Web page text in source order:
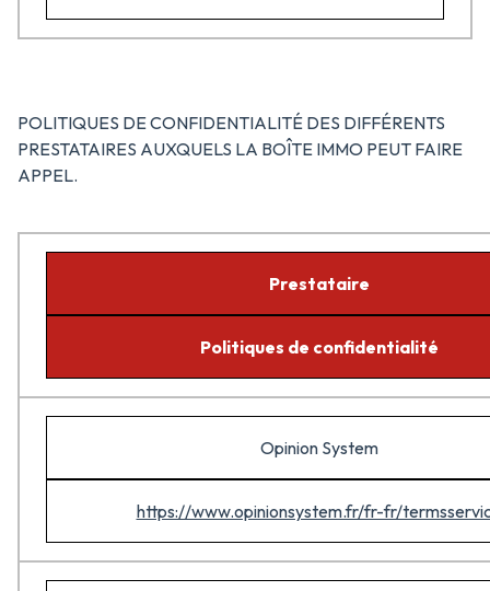
POLITIQUES DE CONFIDENTIALITÉ DES DIFFÉRENTS
PRESTATAIRES AUXQUELS LA BOÎTE IMMO PEUT FAIRE
APPEL.
Prestataire
Politiques de confidentialité
Opinion System
https://www.opinionsystem.fr/fr-fr/